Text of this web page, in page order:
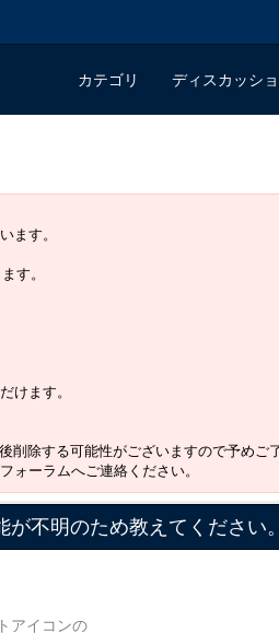
カテゴリ ディスカッシ
ます。
す。
けます。
除する可能性がございますので予めご
ォーラムへご連絡ください。
不明のため教えてください。
アイコンの